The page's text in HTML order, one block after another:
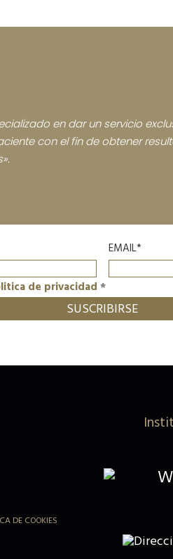
en dar un servicio
con el fin de obtener
EMAIL*
de privacidad *
DE COOKIES